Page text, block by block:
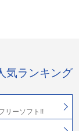
気ランキング
リーソフト!!